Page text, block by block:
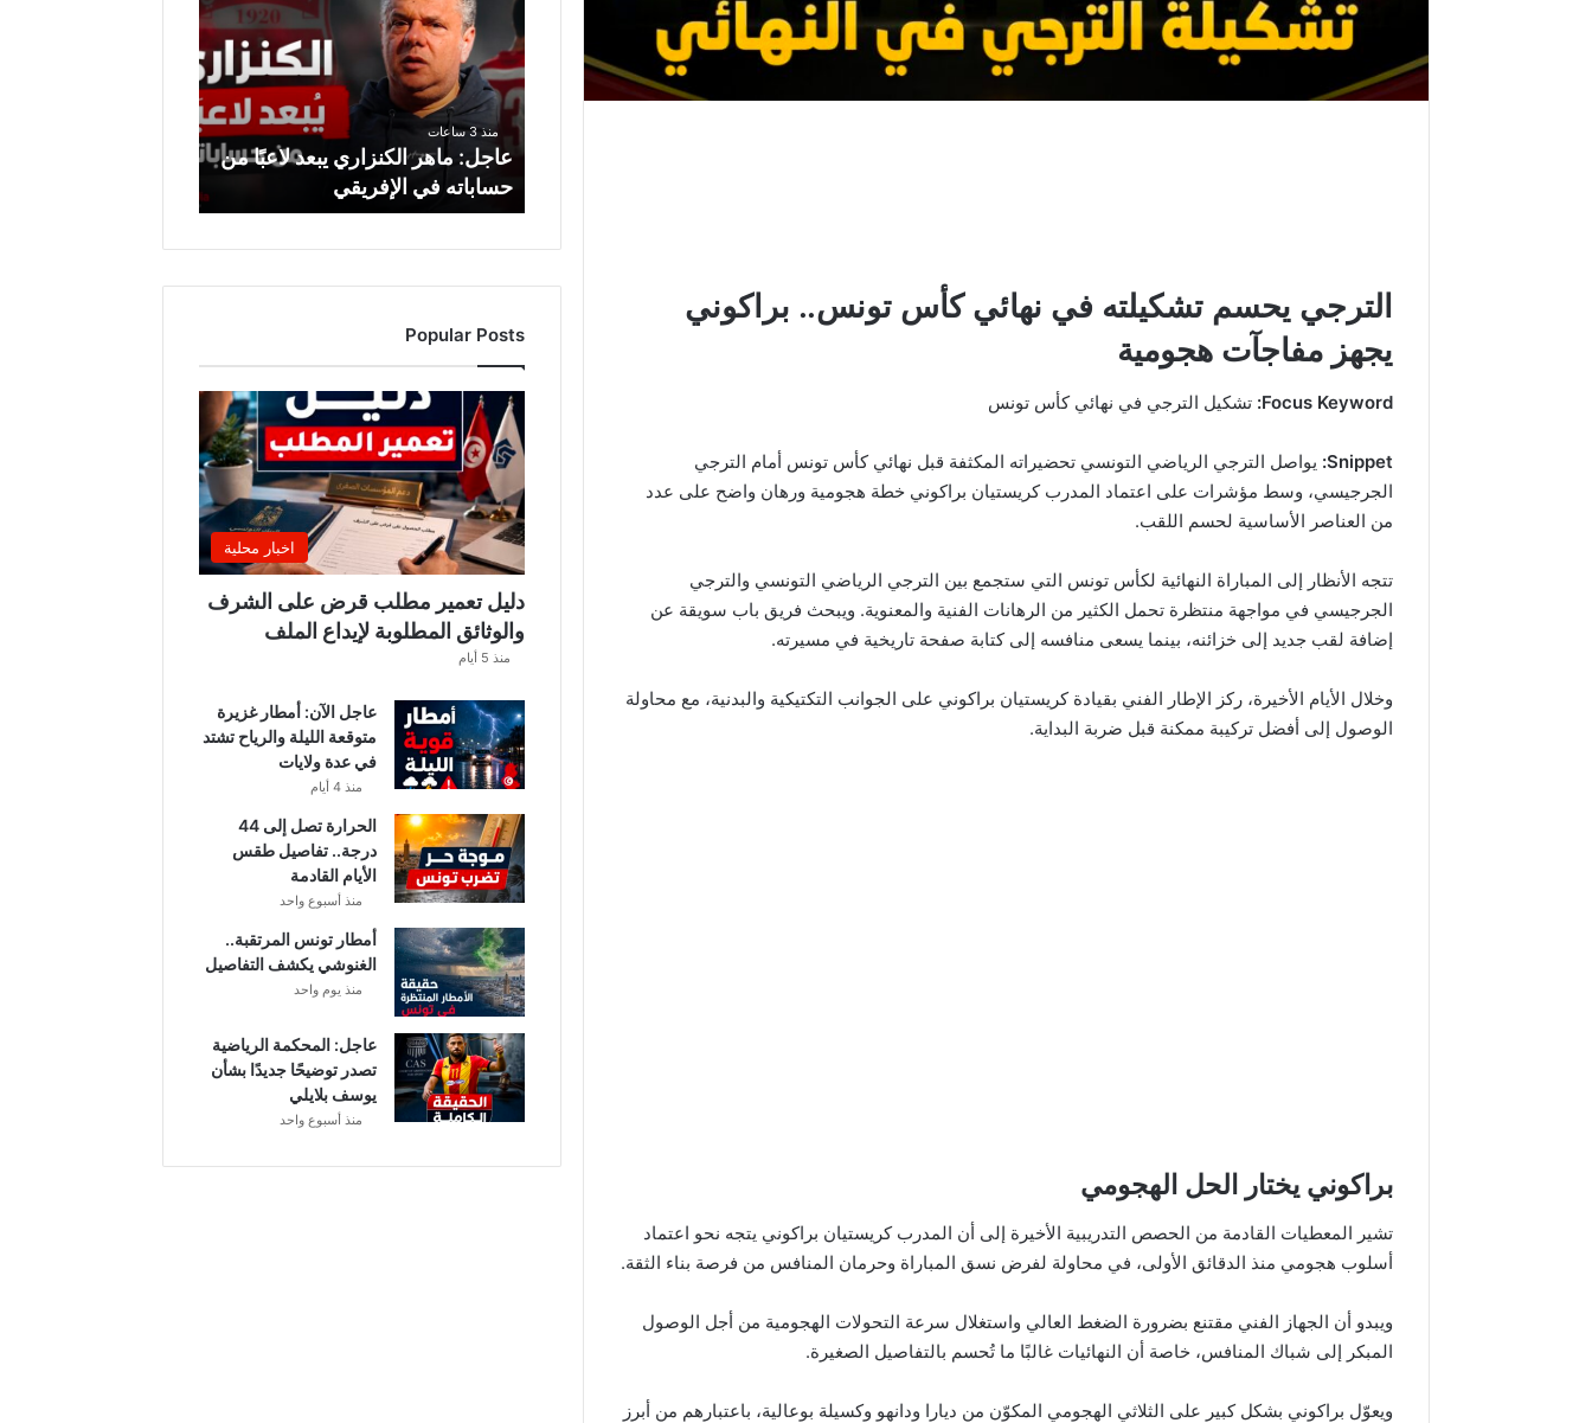
الترجي يحسم تشكيلته في نهائي كأس تونس.. براكوني
يجهز مفاجآت هجومية
Focus Keyword: تشكيل الترجي في نهائي كأس تونس
Snippet: يواصل الترجي الرياضي التونسي تحضيراته المكثفة قبل نهائي كأس تونس أمام الترجي
الجرجيسي، وسط مؤشرات على اعتماد المدرب كريستيان براكوني خطة هجومية ورهان واضح على عدد
من العناصر الأساسية لحسم اللقب.
تتجه الأنظار إلى المباراة النهائية لكأس تونس التي ستجمع بين الترجي الرياضي التونسي والترجي
الجرجيسي في مواجهة منتظرة تحمل الكثير من الرهانات الفنية والمعنوية. ويبحث فريق باب سويقة عن
إضافة لقب جديد إلى خزائنه، بينما يسعى منافسه إلى كتابة صفحة تاريخية في مسيرته.
وخلال الأيام الأخيرة، ركز الإطار الفني بقيادة كريستيان براكوني على الجوانب التكتيكية والبدنية، مع محاولة
الوصول إلى أفضل تركيبة ممكنة قبل ضربة البداية.
براكوني يختار الحل الهجومي
تشير المعطيات القادمة من الحصص التدريبية الأخيرة إلى أن المدرب كريستيان براكوني يتجه نحو اعتماد
أسلوب هجومي منذ الدقائق الأولى، في محاولة لفرض نسق المباراة وحرمان المنافس من فرصة بناء الثقة.
ويبدو أن الجهاز الفني مقتنع بضرورة الضغط العالي واستغلال سرعة التحولات الهجومية من أجل الوصول
المبكر إلى شباك المنافس، خاصة أن النهائيات غالبًا ما تُحسم بالتفاصيل الصغيرة.
ويعوّل براكوني بشكل كبير على الثلاثي الهجومي المكوّن من ديارا ودانهو وكسيلة بوعالية، باعتبارهم من أبرز
ل
:
م
ل
ز
ر
ي
ي
ع
د
ل
ا
ع
بً
م
ن
ا
ب
ا
ت
ه
ف
ي
ا
إ
ف
ر
ي
ق
ي
منذ 3 ساعات
عاجل: ماهر الكنزاري يبعد لاعبًا من
حساباته في الإفريقي
Popular Posts
اخبار محلية
دليل تعمير مطلب قرض على الشرف
والوثائق المطلوبة لإيداع الملف
منذ 5 أيام
عاجل الآن: أمطار غزيرة
متوقعة الليلة والرياح تشتد
في عدة ولايات
منذ 4 أيام
الحرارة تصل إلى 44
درجة.. تفاصيل طقس
الأيام القادمة
منذ أسبوع واحد
أمطار تونس المرتقبة..
الغنوشي يكشف التفاصيل
منذ يوم واحد
عاجل: المحكمة الرياضية
تصدر توضيحًا جديدًا بشأن
يوسف بلايلي
منذ أسبوع واحد